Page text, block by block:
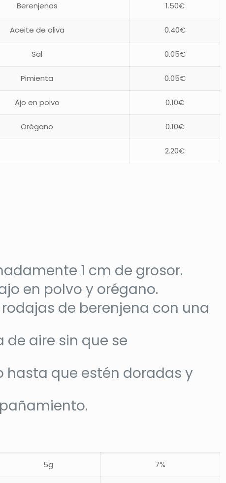
Berenjenas 1.50€
Aceite de oliva 0.40€
Sal 0.05€
Pimienta 0.05€
Ajo en polvo 0.10€
Orégano 0.10€
2.20€
1 cm de grosor.
en polvo y orégano.
de berenjena con una
aire sin que se
hasta que estén doradas y
5g 7%